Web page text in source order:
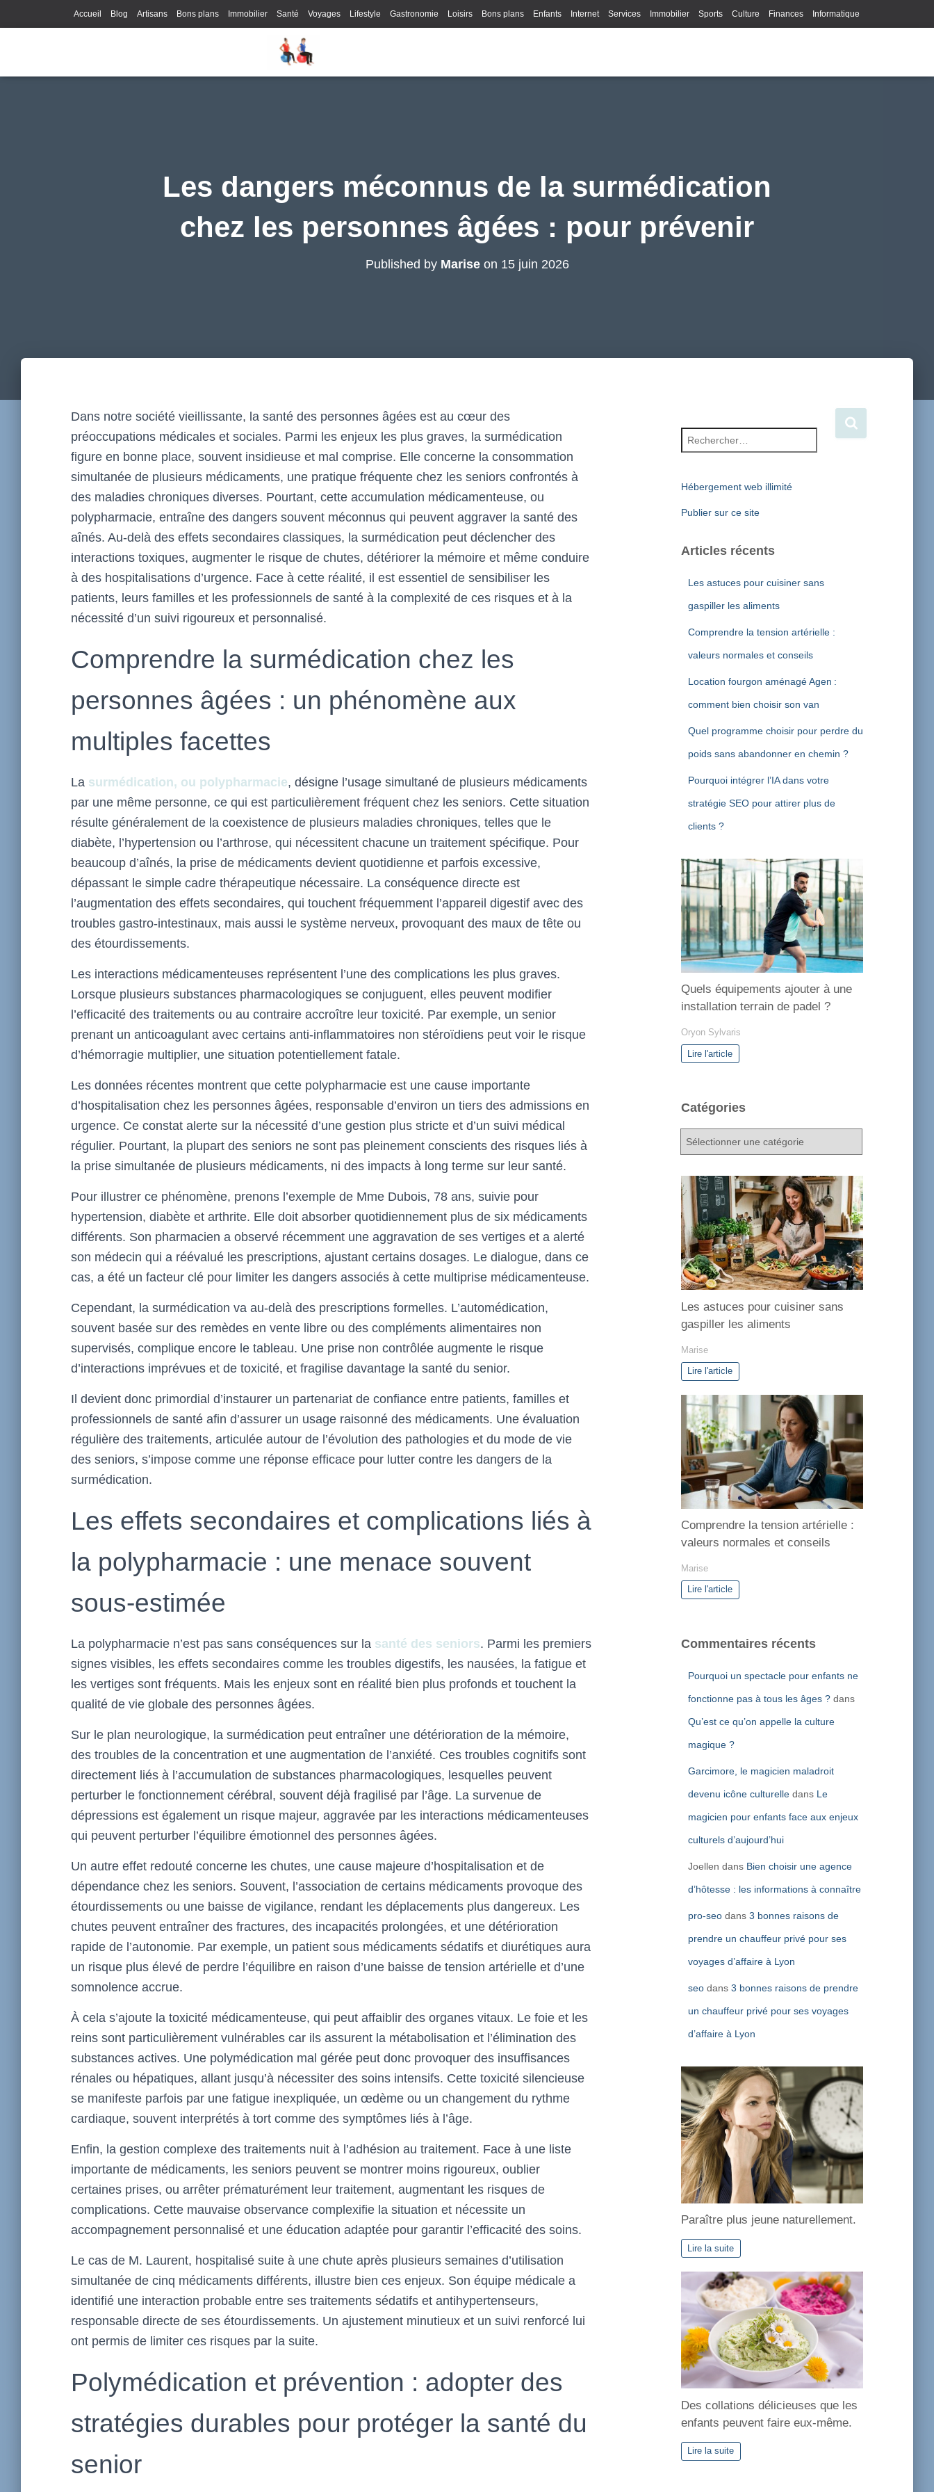
Accueil Blog Artisans Bons plans Immobilier Santé Voyages Lifestyle Gastronomie Loisirs Bons plans Enfants Internet Services Immobilier Sports Culture Finances Informatique
Les dangers méconnus de la surmédication
chez les personnes âgées : pour prévenir
Published by Mariseon 15 juin 2026
Dans notre société vieillissante, la santé des personnes âgées est au cœur des
préoccupations médicales et sociales. Parmi les enjeux les plus graves, la surmédication
figure en bonne place, souvent insidieuse et mal comprise. Elle concerne la consommation
simultanée de plusieurs médicaments, une pratique fréquente chez les seniors confrontés à
des maladies chroniques diverses. Pourtant, cette accumulation médicamenteuse, ou
polypharmacie, entraîne des dangers souvent méconnus qui peuvent aggraver la santé des
aînés. Au-delà des effets secondaires classiques, la surmédication peut déclencher des
interactions toxiques, augmenter le risque de chutes, détériorer la mémoire et même conduire
à des hospitalisations d’urgence. Face à cette réalité, il est essentiel de sensibiliser les
patients, leurs familles et les professionnels de santé à la complexité de ces risques et à la
nécessité d’un suivi rigoureux et personnalisé.
Comprendre la surmédication chez les
personnes âgées : un phénomène aux
multiples facettes
La surmédication, ou polypharmacie, désigne l’usage simultané de plusieurs médicaments
par une même personne, ce qui est particulièrement fréquent chez les seniors. Cette situation
résulte généralement de la coexistence de plusieurs maladies chroniques, telles que le
diabète, l’hypertension ou l’arthrose, qui nécessitent chacune un traitement spécifique. Pour
beaucoup d’aînés, la prise de médicaments devient quotidienne et parfois excessive,
dépassant le simple cadre thérapeutique nécessaire. La conséquence directe est
l’augmentation des effets secondaires, qui touchent fréquemment l’appareil digestif avec des
troubles gastro-intestinaux, mais aussi le système nerveux, provoquant des maux de tête ou
des étourdissements.
Les interactions médicamenteuses représentent l’une des complications les plus graves.
Lorsque plusieurs substances pharmacologiques se conjuguent, elles peuvent modifier
l’efficacité des traitements ou au contraire accroître leur toxicité. Par exemple, un senior
prenant un anticoagulant avec certains anti-inflammatoires non stéroïdiens peut voir le risque
d’hémorragie multiplier, une situation potentiellement fatale.
Les données récentes montrent que cette polypharmacie est une cause importante
d’hospitalisation chez les personnes âgées, responsable d’environ un tiers des admissions en
urgence. Ce constat alerte sur la nécessité d’une gestion plus stricte et d’un suivi médical
régulier. Pourtant, la plupart des seniors ne sont pas pleinement conscients des risques liés à
la prise simultanée de plusieurs médicaments, ni des impacts à long terme sur leur santé.
Pour illustrer ce phénomène, prenons l’exemple de Mme Dubois, 78 ans, suivie pour
hypertension, diabète et arthrite. Elle doit absorber quotidiennement plus de six médicaments
différents. Son pharmacien a observé récemment une aggravation de ses vertiges et a alerté
son médecin qui a réévalué les prescriptions, ajustant certains dosages. Le dialogue, dans ce
cas, a été un facteur clé pour limiter les dangers associés à cette multiprise médicamenteuse.
Cependant, la surmédication va au-delà des prescriptions formelles. L’automédication,
souvent basée sur des remèdes en vente libre ou des compléments alimentaires non
supervisés, complique encore le tableau. Une prise non contrôlée augmente le risque
d’interactions imprévues et de toxicité, et fragilise davantage la santé du senior.
Il devient donc primordial d’instaurer un partenariat de confiance entre patients, familles et
professionnels de santé afin d’assurer un usage raisonné des médicaments. Une évaluation
régulière des traitements, articulée autour de l’évolution des pathologies et du mode de vie
des seniors, s’impose comme une réponse efficace pour lutter contre les dangers de la
surmédication.
Les effets secondaires et complications liés à
la polypharmacie : une menace souvent
sous-estimée
La polypharmacie n’est pas sans conséquences sur la santé des seniors. Parmi les premiers
signes visibles, les effets secondaires comme les troubles digestifs, les nausées, la fatigue et
les vertiges sont fréquents. Mais les enjeux sont en réalité bien plus profonds et touchent la
qualité de vie globale des personnes âgées.
Sur le plan neurologique, la surmédication peut entraîner une détérioration de la mémoire,
des troubles de la concentration et une augmentation de l’anxiété. Ces troubles cognitifs sont
directement liés à l’accumulation de substances pharmacologiques, lesquelles peuvent
perturber le fonctionnement cérébral, souvent déjà fragilisé par l’âge. La survenue de
dépressions est également un risque majeur, aggravée par les interactions médicamenteuses
qui peuvent perturber l’équilibre émotionnel des personnes âgées.
Un autre effet redouté concerne les chutes, une cause majeure d’hospitalisation et de
dépendance chez les seniors. Souvent, l’association de certains médicaments provoque des
étourdissements ou une baisse de vigilance, rendant les déplacements plus dangereux. Les
chutes peuvent entraîner des fractures, des incapacités prolongées, et une détérioration
rapide de l’autonomie. Par exemple, un patient sous médicaments sédatifs et diurétiques aura
un risque plus élevé de perdre l’équilibre en raison d’une baisse de tension artérielle et d’une
somnolence accrue.
À cela s’ajoute la toxicité médicamenteuse, qui peut affaiblir des organes vitaux. Le foie et les
reins sont particulièrement vulnérables car ils assurent la métabolisation et l’élimination des
substances actives. Une polymédication mal gérée peut donc provoquer des insuffisances
rénales ou hépatiques, allant jusqu’à nécessiter des soins intensifs. Cette toxicité silencieuse
se manifeste parfois par une fatigue inexpliquée, un œdème ou un changement du rythme
cardiaque, souvent interprétés à tort comme des symptômes liés à l’âge.
Enfin, la gestion complexe des traitements nuit à l’adhésion au traitement. Face à une liste
importante de médicaments, les seniors peuvent se montrer moins rigoureux, oublier
certaines prises, ou arrêter prématurément leur traitement, augmentant les risques de
complications. Cette mauvaise observance complexifie la situation et nécessite un
accompagnement personnalisé et une éducation adaptée pour garantir l’efficacité des soins.
Le cas de M. Laurent, hospitalisé suite à une chute après plusieurs semaines d’utilisation
simultanée de cinq médicaments différents, illustre bien ces enjeux. Son équipe médicale a
identifié une interaction probable entre ses traitements sédatifs et antihypertenseurs,
responsable directe de ses étourdissements. Un ajustement minutieux et un suivi renforcé lui
ont permis de limiter ces risques par la suite.
Polymédication et prévention : adopter des
stratégies durables pour protéger la santé du
senior
Hébergement web illimité
Publier sur ce site
Articles récents
Les astuces pour cuisiner sans
gaspiller les aliments
Comprendre la tension artérielle :
valeurs normales et conseils
Location fourgon aménagé Agen :
comment bien choisir son van
Quel programme choisir pour perdre du
poids sans abandonner en chemin ?
Pourquoi intégrer l’IA dans votre
stratégie SEO pour attirer plus de
clients ?
Quels équipements ajouter à une
installation terrain de padel ?
Oryon Sylvaris
Lire l'article
Catégories
C
t
é
g
o
r
i
e
s
Les astuces pour cuisiner sans
gaspiller les aliments
Marise
Lire l'article
Comprendre la tension artérielle :
valeurs normales et conseils
Marise
Lire l'article
Commentaires récents
Pourquoi un spectacle pour enfants ne
fonctionne pas à tous les âges ?dans
Qu’est ce qu’on appelle la culture
magique ?
Garcimore, le magicien maladroit
devenu icône culturelledans Le
magicien pour enfants face aux enjeux
culturels d’aujourd’hui
Joellen dans Bien choisir une agence
d’hôtesse : les informations à connaître
pro-seodans 3 bonnes raisons de
prendre un chauffeur privé pour ses
voyages d’affaire à Lyon
seodans 3 bonnes raisons de prendre
un chauffeur privé pour ses voyages
d’affaire à Lyon
Paraître plus jeune naturellement.
Lire la suite
Des collations délicieuses que les
enfants peuvent faire eux-même.
Lire la suite